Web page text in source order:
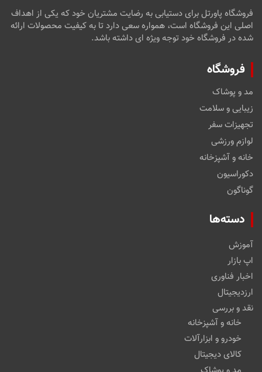
فروشگاه پاورتل برای دستیابی به رضایت مشتریان خود که یکی از اهداف
اصلی این فروشگاه است، همواره سعی دارد تا به کیفیت محصولات ارائه
شده در فروشگاه خود توجه ویژه ای داشته باشد.
فروشگاه
مد و پوشاک
زیبایی و سلامت
تجهیزات سفر
لوازم ورزشی
خانه و آشپزخانه
دکوراسیون
گوناگون
دسته‌ها
آموزش
اپ بازار
اخبار فناوری
ارزدیجیتال
نقد و بررسی
خانه و آشپزخانه
خودرو و ابزارآلات
کالای دیجیتال